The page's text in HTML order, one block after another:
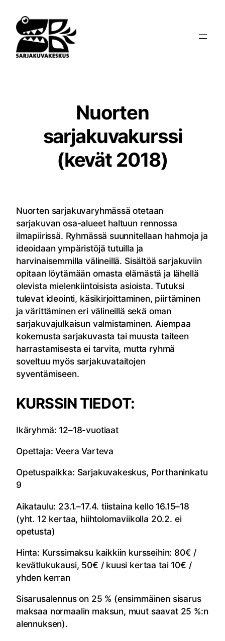
sisältöön
Nuorten
sarjakuvakurssi
(kevät 2018)
Nuorten sarjakuvaryhmässä otetaan
sarjakuvan osa-alueet haltuun rennossa
ilmapiirissä. Ryhmässä suunnitellaan hahmoja ja
ideoidaan ympäristöjä tutuilla ja
harvinaisemmilla välineillä. Sisältöä sarjakuviin
opitaan löytämään omasta elämästä ja lähellä
olevista mielenkiintoisista asioista. Tutuksi
tulevat ideointi, käsikirjoittaminen, piirtäminen
ja värittäminen eri välineillä sekä oman
sarjakuvajulkaisun valmistaminen. Aiempaa
kokemusta sarjakuvasta tai muusta taiteen
harrastamisesta ei tarvita, mutta ryhmä
soveltuu myös sarjakuvataitojen
syventämiseen.
KURSSIN TIEDOT:
Ikäryhmä: 12–18-vuotiaat
Opettaja: Veera Varteva
Opetuspaikka: Sarjakuvakeskus, Porthaninkatu
9
Aikataulu: 23.1.–17.4. tiistaina kello 16.15–18
(yht. 12 kertaa, hiihtolomaviikolla 20.2. ei
opetusta)
Hinta: Kurssimaksu kaikkiin kursseihin: 80€ /
kevätlukukausi, 50€ / kuusi kertaa tai 10€ /
yhden kerran
Sisarusalennus on 25 % (ensimmäinen sisarus
maksaa normaalin maksun, muut saavat 25 %:n
alennuksen).